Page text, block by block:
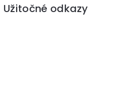
Užitočné odkazy